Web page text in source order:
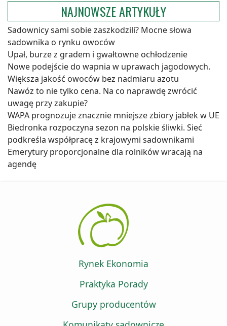
NAJNOWSZE ARTYKUŁY
Sadownicy sami sobie zaszkodzili? Mocne słowa
sadownika o rynku owoców
Upał, burze z gradem i gwałtowne ochłodzenie
Nowe podejście do wapnia w uprawach jagodowych.
Większa jakość owoców bez nadmiaru azotu
Nawóz to nie tylko cena. Na co naprawdę zwrócić
uwagę przy zakupie?
WAPA prognozuje znacznie mniejsze zbiory jabłek w UE
Biedronka rozpoczyna sezon na polskie śliwki. Sieć
podkreśla współpracę z krajowymi sadownikami
Emerytury proporcjonalne dla rolników wracają na
agendę
Rynek Ekonomia
Praktyka Porady
Grupy producentów